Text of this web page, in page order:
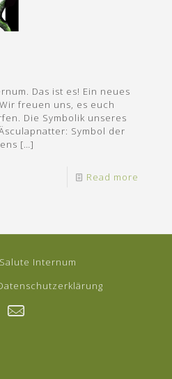
Das ist es! Ein neues
freuen uns, es euch
Die Symbolik unseres
Symbol der
[…]
Read more
Internum